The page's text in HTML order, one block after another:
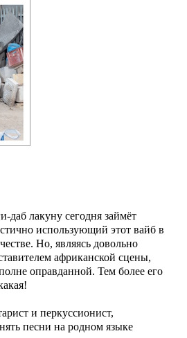
даб лакуну сегодня займёт
использующий этот вайб в
Но, являясь довольно
африканской сцены,
оправданной. Тем более его
и перкуссионист,
песни на родном языке